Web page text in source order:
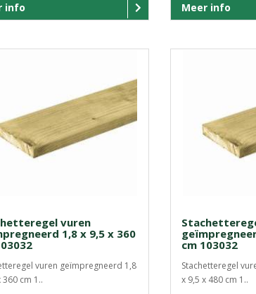
info Meer info
vuren
1,8 x 9,5 x 360
vuren geïmpregneerd 1,8
360 cm 1..
cm 103032
Stachetteregel
x 9,5 x 480 cm 1..